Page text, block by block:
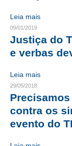
FIQUE POR
APRESENTAÇÃO
CARREIRA
AUTÔNOMOS E
NEWSLETTER
Leia mais
09/01/2019
Justiça do
e verbas
Leia mais
29/05/2018
contra os
evento do